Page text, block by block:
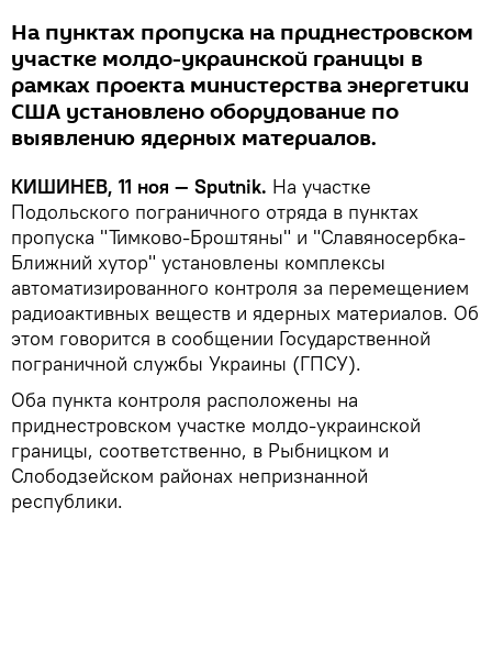
На пунктах пропуска на приднестровском
участке молдо-украинской границы в
рамках проекта министерства энергетики
США установлено оборудование по
выявлению ядерных материалов.
КИШИНЕВ, 11 ноя — Sputnik. На участке
Подольского пограничного отряда в пунктах
пропуска "Тимково-Броштяны" и "Славяносербка-
Ближний хутор" установлены комплексы
автоматизированного контроля за перемещением
радиоактивных веществ и ядерных материалов. Об
этом говорится в сообщении Государственной
пограничной службы Украины (ГПСУ).
Оба пункта контроля расположены на
приднестровском участке молдо-украинской
границы, соответственно, в Рыбницком и
Слободзейском районах непризнанной
республики.